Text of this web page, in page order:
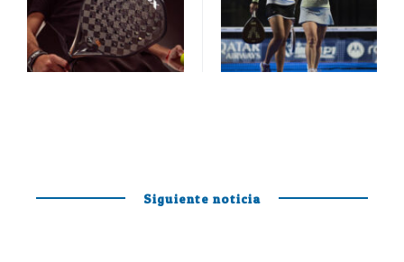
Siguiente noticia